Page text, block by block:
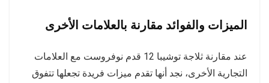
الميزات والفوائد مقارنة بالعلامات الأخرى
عند مقارنة ثلاجة توشيبا 12 قدم نوفروست مع العلامات
التجارية الأخرى، نجد أنها تقدم ميزات فريدة تجعلها تتفوق